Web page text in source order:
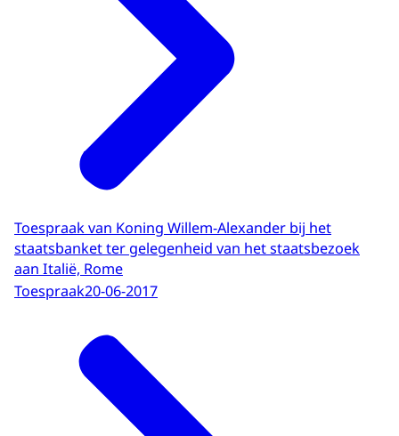
Toespraak van Koning Willem-Alexander bij het
staatsbanket ter gelegenheid van het staatsbezoek
aan Italië, Rome
Toespraak20-06-2017